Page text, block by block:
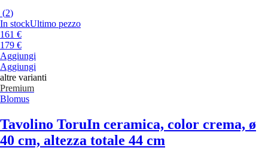
(2)
In stockUltimo pezzo
161 €
179 €
Aggiungi
Aggiungi
altre varianti
Premium
Blomus
Tavolino ToruIn ceramica, color crema, ø
40 cm, altezza totale 44 cm